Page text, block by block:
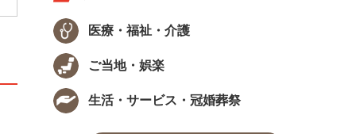
医療・福祉・介護
ご当地・娯楽
生活・サービス・冠婚葬祭